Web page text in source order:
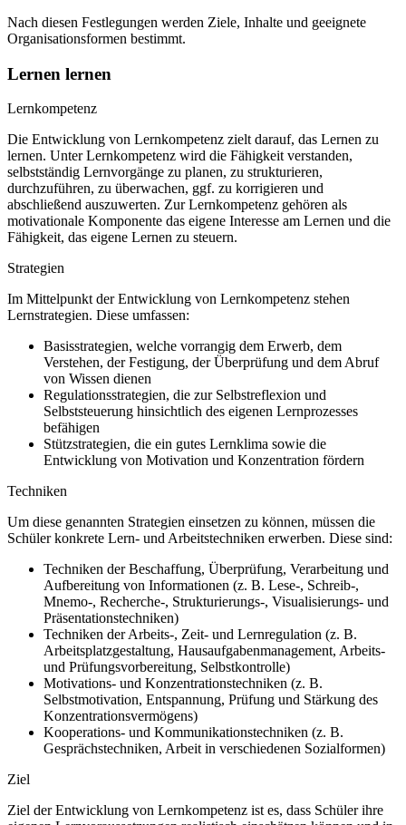
Nach diesen Festlegungen werden Ziele, Inhalte und geeignete
Organisationsformen bestimmt.
Lernen lernen
Lernkompetenz
Die Entwicklung von Lernkompetenz zielt darauf, das Lernen zu
lernen. Unter Lernkompetenz wird die Fähigkeit verstanden,
selbstständig Lernvorgänge zu planen, zu strukturieren,
durchzuführen, zu überwachen, ggf. zu korrigieren und
abschließend auszuwerten. Zur Lernkompetenz gehören als
motivationale Komponente das eigene Interesse am Lernen und die
Fähigkeit, das eigene Lernen zu steuern.
Strategien
Im Mittelpunkt der Entwicklung von Lernkompetenz stehen
Lernstrategien. Diese umfassen:
Basisstrategien, welche vorrangig dem Erwerb, dem
Verstehen, der Festigung, der Überprüfung und dem Abruf
von Wissen dienen
Regulationsstrategien, die zur Selbstreflexion und
Selbststeuerung hinsichtlich des eigenen Lernprozesses
befähigen
Stützstrategien, die ein gutes Lernklima sowie die
Entwicklung von Motivation und Konzentration fördern
Techniken
Um diese genannten Strategien einsetzen zu können, müssen die
Schüler konkrete Lern- und Arbeitstechniken erwerben. Diese sind:
Techniken der Beschaffung, Überprüfung, Verarbeitung und
Aufbereitung von Informationen (z. B. Lese-, Schreib-,
Mnemo-, Recherche-, Strukturierungs-, Visualisierungs- und
Präsentationstechniken)
Techniken der Arbeits-, Zeit- und Lernregulation (z. B.
Arbeitsplatzgestaltung, Hausaufgabenmanagement, Arbeits-
und Prüfungsvorbereitung, Selbstkontrolle)
Motivations- und Konzentrationstechniken (z. B.
Selbstmotivation, Entspannung, Prüfung und Stärkung des
Konzentrationsvermögens)
Kooperations- und Kommunikationstechniken (z. B.
Gesprächstechniken, Arbeit in verschiedenen Sozialformen)
Ziel
Ziel der Entwicklung von Lernkompetenz ist es, dass Schüler ihre